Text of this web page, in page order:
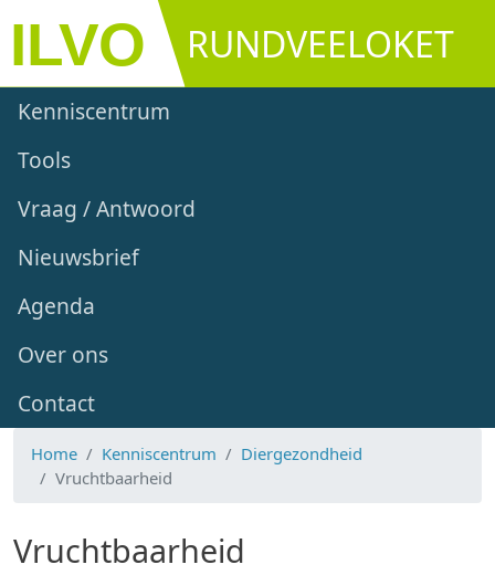
Overslaan en naar de inhoud gaan
RUNDVEELOKET
Main navigation
Kenniscentrum
Tools
Vraag / Antwoord
Nieuwsbrief
Agenda
Over ons
Contact
Home Kenniscentrum
Diergezondheid
Vruchtbaarheid
Vruchtbaarheid